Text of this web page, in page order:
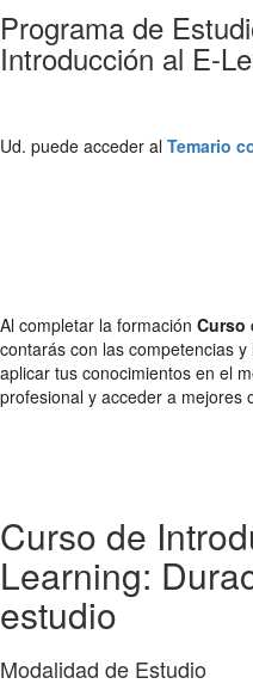
Programa de
Introducción al E-
Ud. puede acceder al Temario
Al completar la formación Curso
contarás con las competencias
aplicar tus conocimientos en el
profesional y acceder a mejores
Curso de
Learning:
estudio
Modalidad de Estudio